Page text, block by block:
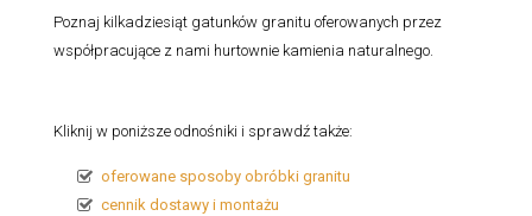
Poznaj kilkadziesiąt gatunków granitu oferowanych przez
współpracujące z nami hurtownie kamienia naturalnego.
Kliknij w poniższe odnośniki i sprawdź także:
oferowane sposoby obróbki granitu
cennik dostawy i montażu